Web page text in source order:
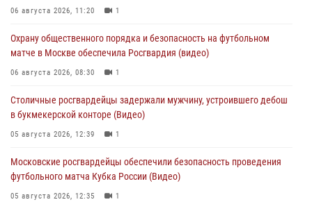
06 августа 2026, 11:20 1
Охрану общественного порядка и безопасность на футбольном
матче в Москве обеспечила Росгвардия (видео)
06 августа 2026, 08:30 1
Столичные росгвардейцы задержали мужчину, устроившего дебош
в букмекерской конторе (Видео)
05 августа 2026, 12:39 1
Московские росгвардейцы обеспечили безопасность проведения
футбольного матча Кубка России (Видео)
05 августа 2026, 12:35 1